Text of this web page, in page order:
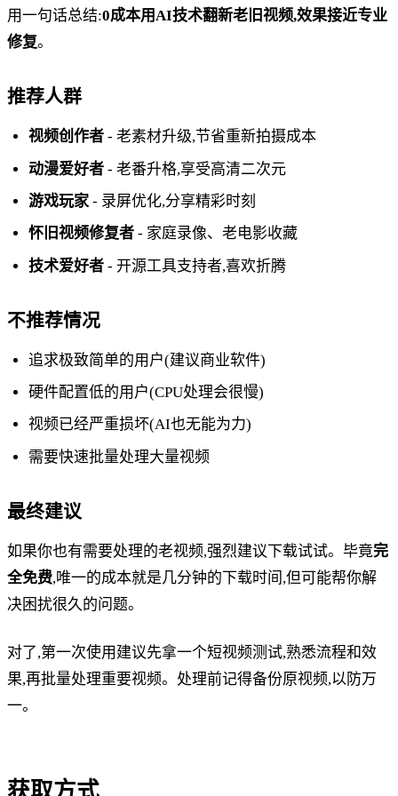
用一句话总结:0成本用AI技术翻新老旧视频,效果接近专业
修复。
推荐人群
视频创作者 - 老素材升级,节省重新拍摄成本
动漫爱好者 - 老番升格,享受高清二次元
游戏玩家 - 录屏优化,分享精彩时刻
怀旧视频修复者 - 家庭录像、老电影收藏
技术爱好者 - 开源工具支持者,喜欢折腾
不推荐情况
追求极致简单的用户(建议商业软件)
硬件配置低的用户(CPU处理会很慢)
视频已经严重损坏(AI也无能为力)
需要快速批量处理大量视频
最终建议
如果你也有需要处理的老视频,强烈建议下载试试。毕竟完
全免费,唯一的成本就是几分钟的下载时间,但可能帮你解
决困扰很久的问题。
对了,第一次使用建议先拿一个短视频测试,熟悉流程和效
果,再批量处理重要视频。处理前记得备份原视频,以防万
一。